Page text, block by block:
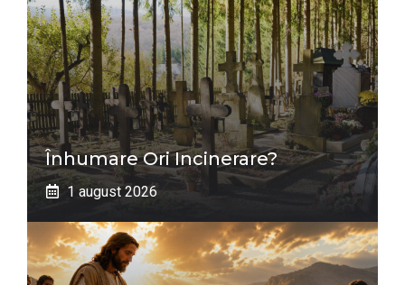
Înhumare Ori Incinerare?
1 august 2026